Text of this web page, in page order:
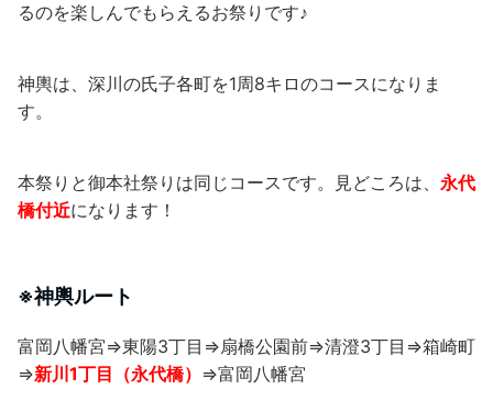
るのを楽しんでもらえるお祭りです♪
神輿は、深川の氏子各町を1周8キロのコースになりま
す。
本祭りと御本社祭りは同じコースです。見どころは、 永代
橋付近になります！
※神輿ルート
富岡八幡宮⇒東陽3丁目⇒扇橋公園前⇒清澄3丁目⇒箱崎町
⇒新川1丁目（永代橋） ⇒富岡八幡宮